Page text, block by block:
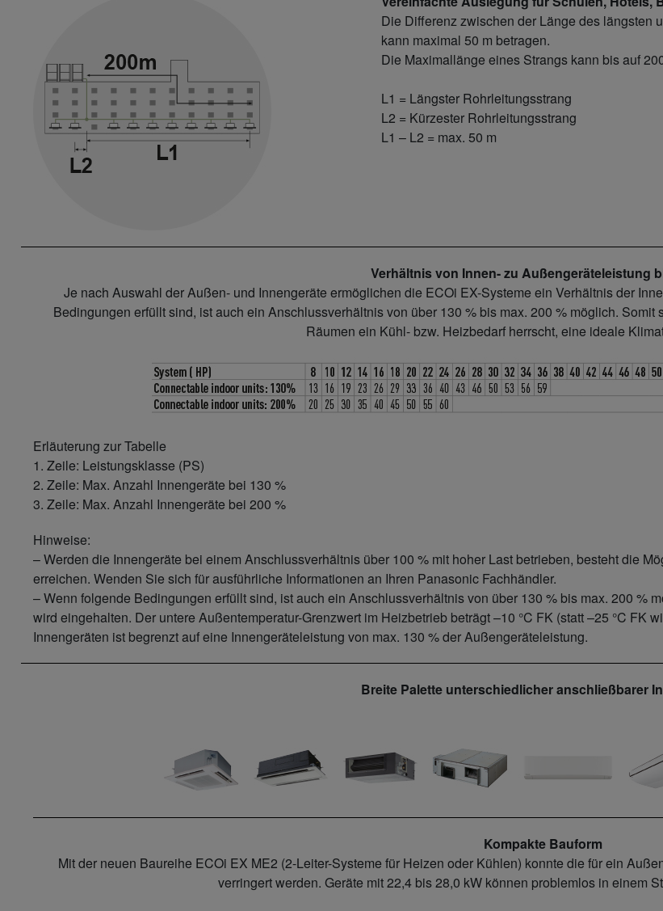
Die Differenz zwischen der Länge des längsten
kann maximal 50 m betragen.
Die Maximallänge eines Strangs kann bis auf
L1 = Längster Rohrleitungsstrang
L2 = Kürzester Rohrleitungsstrang
L1 – L2 = max. 50 m
Verhältnis von Innen- zu Außengeräteleistung
Je nach Auswahl der Außen- und Innengeräte ermöglichen die ECOi EX-Systeme ein Verhältnis der
Bedingungen erfüllt sind, ist auch ein Anschlussverhältnis von über 130 % bis max. 200 % möglich.
Räumen ein Kühl- bzw. Heizbedarf herrscht, eine ideale
Erläuterung zur Tabelle
1. Zeile: Leistungsklasse (PS)
2. Zeile: Max. Anzahl Innengeräte bei 130 %
3. Zeile: Max. Anzahl Innengeräte bei 200 %
Hinweise:
– Werden die Innengeräte bei einem Anschlussverhältnis über 100 % mit hoher Last betrieben, besteht die
erreichen. Wenden Sie sich für ausführliche Informationen an Ihren Panasonic Fachhändler.
– Wenn folgende Bedingungen erfüllt sind, ist auch ein Anschlussverhältnis von über 130 % bis max. 200 %
wird eingehalten. Der untere Außentemperatur-Grenzwert im Heizbetrieb beträgt–10 °C FK (statt–25 °C FK
Innengeräten ist begrenzt auf eine Innengeräteleistung von max. 130 % der Außengeräteleistung.
Breite Palette unterschiedlicher anschließbarer
Kompakte Bauform
Mit der neuen Baureihe ECOi EX ME2 (2-Leiter-Systeme für Heizen oder Kühlen) konnte die für ein
verringert werden. Geräte mit 22,4 bis 28,0 kW können problemlos in einem